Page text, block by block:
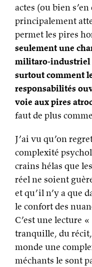
actes (ou bien
principalement
permet les pires
seulement une
militaro-industriel
surtout comment
responsabilités
voie aux pires
faut de plus
J’ai vu qu’on
complexité
crains hélas que
réel ne soient
et qu’il n’y a que
le confort des
C’est une lecture
tranquille, du
monde une
méchants le sont